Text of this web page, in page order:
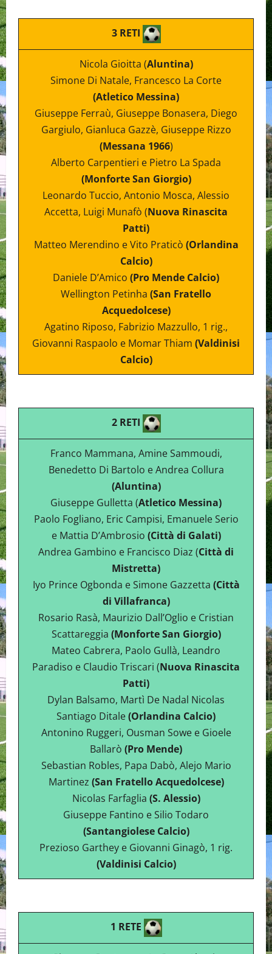
3 RETI
Nicola Gioitta (Aluntina)
Simone Di Natale, Francesco La Corte
(Atletico Messina)
Giuseppe Ferraù, Giuseppe Bonasera, Diego
Gargiulo, Gianluca Gazzè, Giuseppe Rizzo
(Messana 1966)
Alberto Carpentieri e Pietro La Spada
(Monforte San Giorgio)
Leonardo Tuccio, Antonio Mosca, Alessio
Accetta, Luigi Munafò (Nuova Rinascita
Patti)
Matteo Merendino e Vito Praticò (Orlandina
Calcio)
Daniele D’Amico (Pro Mende Calcio)
Wellington Petinha (San Fratello
Acquedolcese)
Agatino Riposo, Fabrizio Mazzullo, 1 rig.,
Giovanni Raspaolo e Momar Thiam (Valdinisi
Calcio)
2 RETI
Franco Mammana, Amine Sammoudi,
Benedetto Di Bartolo e Andrea Collura
(Aluntina)
Giuseppe Gulletta (Atletico Messina)
Paolo Fogliano, Eric Campisi, Emanuele Serio
e Mattia D’Ambrosio (Città di Galati)
Andrea Gambino e Francisco Diaz (Città di
Mistretta)
Iyo Prince Ogbonda e Simone Gazzetta (Città
di Villafranca)
Rosario Rasà, Maurizio Dall’Oglio e Cristian
Scattareggia (Monforte San Giorgio)
Mateo Cabrera, Paolo Gullà, Leandro
Paradiso e Claudio Triscari (Nuova Rinascita
Patti)
Dylan Balsamo, Martì De Nadal Nicolas
Santiago Ditale(Orlandina Calcio)
Antonino Ruggeri, Ousman Sowe e Gioele
Ballarò (Pro Mende)
Sebastian Robles, Papa Dabò, Alejo Mario
Martinez (San Fratello Acquedolcese)
Nicolas Farfaglia (S. Alessio)
Giuseppe Fantino e Silio Todaro
(Santangiolese Calcio)
Prezioso Garthey e Giovanni Ginagò, 1 rig.
(Valdinisi Calcio)
1 RETE